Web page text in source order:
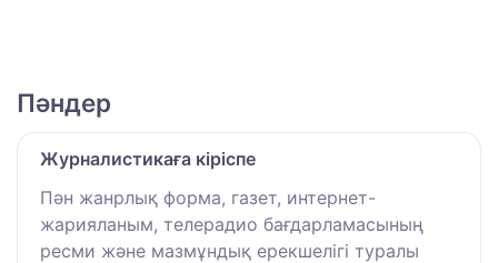
Пәндер
Журналистикаға кіріспе
Пән жанрлық форма, газет, интернет-
жарияланым, телерадио бағдарламасының
ресми және мазмұндық ерекшелігі туралы